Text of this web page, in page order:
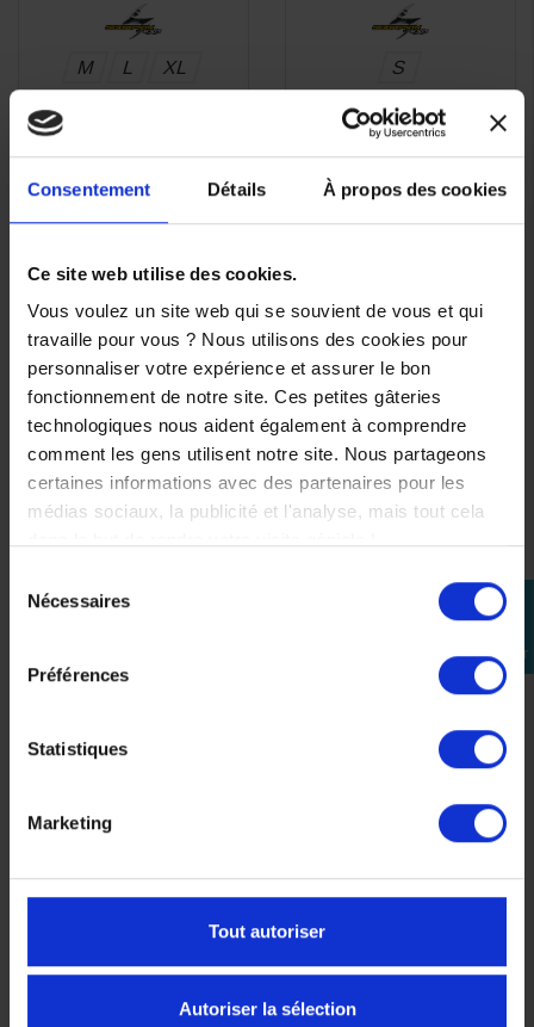
Consentement Détails À propos des cookies
Ce site web utilise des cookies.
Vous voulez un site web qui se souvient de vous et qui
travaille pour vous ? Nous utilisons des cookies pour
personnaliser votre expérience et assurer le bon
fonctionnement de notre site. Ces petites gâteries
technologiques nous aident également à comprendre
comment les gens utilisent notre site. Nous partageons
certaines informations avec des partenaires pour les
médias sociaux, la publicité et l'analyse, mais tout cela
Nécessaires
Préférences
Statistiques
Marketing
Tout autoriser
Autoriser la sélection
perm_identity
connecter
M L XL S
-26%
Casque moto carbone
ultra léger
258,93 €
Casque jet Scorpion
Casque moto carbone
ultra léger
-26%
244,13 €